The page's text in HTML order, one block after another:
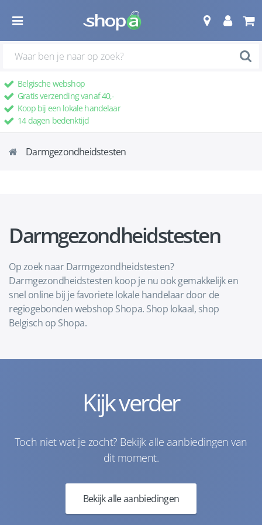
Belgische webshop
Gratis verzending vanaf 40,-
Koop bij een lokale handelaar
14 dagen bedenktijd
Darmgezondheidstesten
Darmgezondheidstesten
Op zoek naar Darmgezondheidstesten?
Darmgezondheidstesten koop je nu ook gemakkelijk en
snel online bij je favoriete lokale handelaar door de
regiogebonden webshop Shopa. Shop lokaal, shop
Belgisch op Shopa.
Kijk verder
Toch niet wat je zocht? Bekijk alle aanbiedingen van
dit moment.
Bekijk alle aanbiedingen